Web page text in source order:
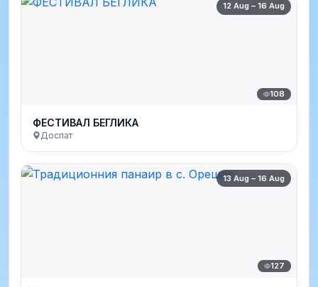
12 Aug – 16 Aug
108
ФЕСТИВАЛ БЕГЛИКА
Доспат
13 Aug – 16 Aug
127